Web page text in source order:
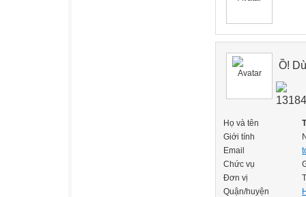
Ồ!
Họ và tên
Giới tính
Email
Chức vụ
Đơn vị
Quận/huyện